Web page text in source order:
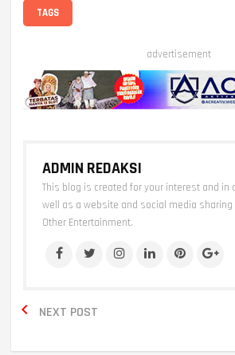
TAGS
advertisement
ADMIN REDAKSI
This blog is created for your interest and in
well as a website and social media
Other Entertainment.
NEXT POST
